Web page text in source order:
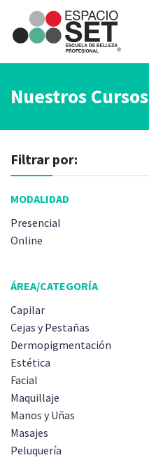
Espacio
SET
Nuestros Cursos
Filtrar por:
MODALIDAD
Presencial
Online
ÁREA/CATEGORÍA
Capilar
Cejas y Pestañas
Dermopigmentación
Estética
Facial
Maquillaje
Manos y Uñas
Masajes
Peluquería